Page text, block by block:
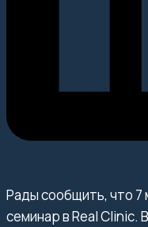
Рады сообщить, что
семинар в Real Clinic.